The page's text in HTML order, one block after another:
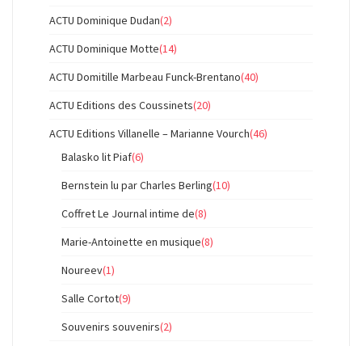
ACTU Dominique Dudan(2)
ACTU Dominique Motte(14)
ACTU Domitille Marbeau Funck-Brentano(40)
ACTU Editions des Coussinets(20)
ACTU Editions Villanelle – Marianne Vourch(46)
Balasko lit Piaf(6)
Bernstein lu par Charles Berling(10)
Coffret Le Journal intime de(8)
Marie-Antoinette en musique(8)
Noureev(1)
Salle Cortot(9)
Souvenirs souvenirs(2)